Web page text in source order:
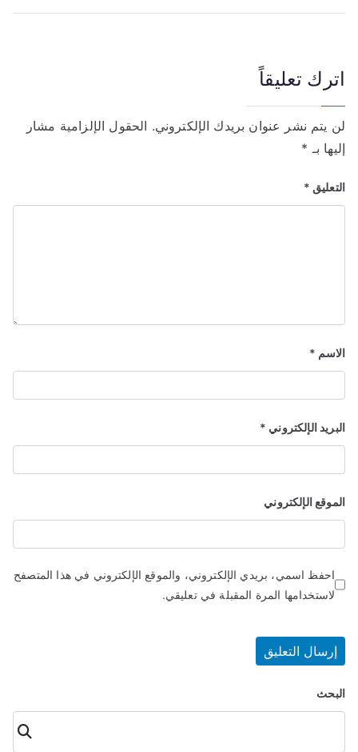
المقالات
اترك تعليقاً
لن يتم نشر عنوان بريدك الإلكتروني. الحقول الإلزامية مشار
إليها بـ *
التعليق *
الاسم *
البريد الإلكتروني *
الموقع الإلكتروني
احفظ اسمي، بريدي الإلكتروني، والموقع الإلكتروني في هذا المتصفح
لاستخدامها المرة المقبلة في تعليقي.
البحث
البحث